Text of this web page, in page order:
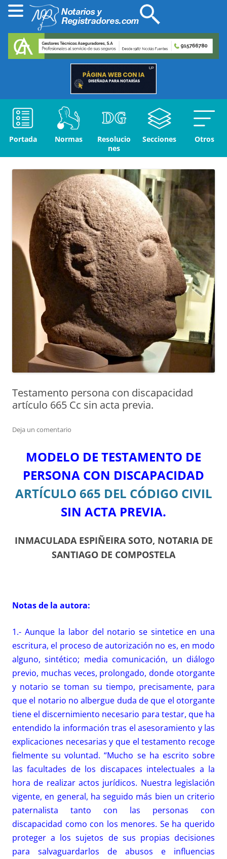
Portada Normas
Resolucio
nes
Secciones Otros
Testamento persona con discapacidad
artículo 665 Cc sin acta previa.
Deja un comentario
MODELO DE TESTAMENTO DE
PERSONA CON DISCAPACIDAD
ARTÍCULO 665 DEL CÓDIGO CIVIL
SIN ACTA PREVIA.
INMACULADA ESPIÑEIRA SOTO, NOTARIA DE
SANTIAGO DE COMPOSTELA
Notas de la autora:
1.- Aunque la labor del notario se sintetice en una
escritura, el proceso de autorización no es, en modo
alguno, sintético; media comunicación, un diálogo
previo, muchas veces, prolongado, donde otorgante
y notario se toman su tiempo, precisamente, para
que el notario no albergue duda de que el otorgante
tiene el discernimiento necesario para testar, que ha
entendido la información tras el asesoramiento y las
explicaciones necesarias y que el testamento recoge
fielmente su voluntad. “Mucho se ha escrito sobre
las facultades de los discapaces intelectuales a la
hora de realizar actos jurídicos. Nuestra legislación
vigente, en general, ha seguido más bien un criterio
paternalista tanto con las personas con
discapacidad como con los menores. Se ha querido
proteger a los sujetos de sus propias decisiones
para salvaguardarlos de abusos e influencias